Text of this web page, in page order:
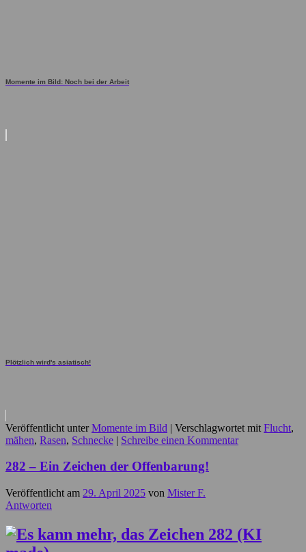
Momente im Bild: Noch bei der Arbeit
Plötzlich wird's asiatisch!
Veröffentlicht unter Momente im Bild | Verschlagwortet mit Flucht,
mähen, Rasen, Schnecke | Schreibe einen Kommentar
282 – Ein Zeichen der Offenbarung!
Veröffentlicht am 29. April 2025 von Mister F.
Antworten